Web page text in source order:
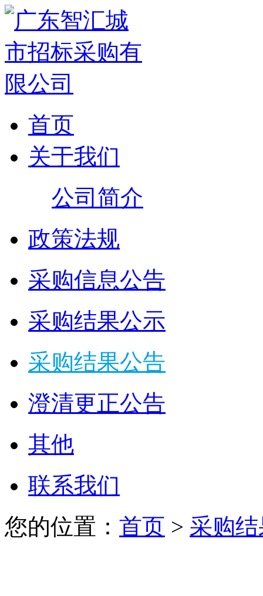
首页
关于我们
公司简介
政策法规
采购信息公告
采购结果公示
采购结果公告
澄清更正公告
其他
联系我们
您的位置： 首页 > 采购